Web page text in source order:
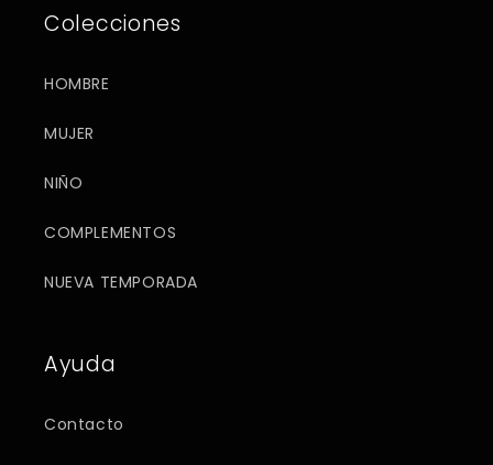
Colecciones
HOMBRE
MUJER
NIÑO
COMPLEMENTOS
NUEVA TEMPORADA
Ayuda
Contacto